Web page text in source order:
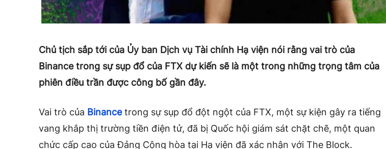
Chủ tịch sắp tới của Ủy ban Dịch vụ Tài chính Hạ viện nói rằng vai trò của
Binance trong sự sụp đổ của FTX dự kiến ​​sẽ là một trong những trọng tâm của
phiên điều trần được công bố gần đây.
Vai trò của Binancetrong sự sụp đổ đột ngột của FTX, một sự kiện gây ra tiếng
vang khắp thị trường tiền điện tử, đã bị Quốc hội giám sát chặt chẽ, một quan
chức cấp cao của Đảng Cộng hòa tại Hạ viện đã xác nhận với The Block.